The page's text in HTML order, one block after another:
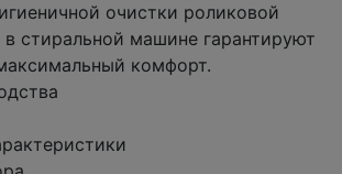
очистки роликовой
стиральной машине гарантируют
комфорт.